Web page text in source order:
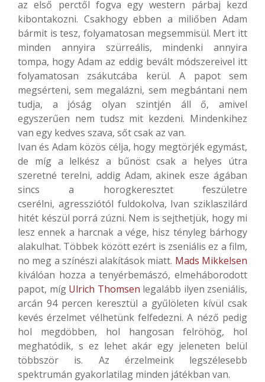
az első perctől fogva egy western párbaj kezd
kibontakozni. Csakhogy ebben a miliőben Adam
bármit is tesz, folyamatosan megsemmisül. Mert itt
minden annyira szürreális, mindenki annyira
tompa, hogy Adam az eddig bevált módszereivel itt
folyamatosan zsákutcába kerül. A papot sem
megsérteni, sem megalázni, sem megbántani nem
tudja, a jóság olyan szintjén áll ő, amivel
egyszerűen nem tudsz mit kezdeni. Mindenkihez
van egy kedves szava, sőt csak az van.
Ivan és Adam közös célja, hogy megtörjék egymást,
de míg a lelkész a bűnöst csak a helyes útra
szeretné terelni, addig Adam, akinek esze ágában
sincs a horogkeresztet feszületre
cserélni, agressziótól fuldokolva, Ivan sziklaszilárd
hitét készül porrá zúzni. Nem is sejthetjük, hogy mi
lesz ennek a harcnak a vége, hisz tényleg bárhogy
alakulhat. Többek között ezért is zseniális ez a film,
no meg a színészi alakítások miatt. Mads Mikkelsen
kiválóan hozza a tenyérbemászó, elmeháborodott
papot, míg Ulrich Thomsen legalább ilyen zseniális,
arcán 94 percen keresztül a gyűlöleten kívül csak
kevés érzelmet vélhetünk felfedezni. A néző pedig
hol megdöbben, hol hangosan felröhög, hol
meghatódik, s ez lehet akár egy jeleneten belül
többször is. Az érzelmeink legszélesebb
spektrumán gyakorlatilag minden játékban van.